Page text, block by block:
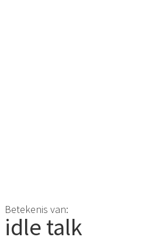
Betekenis van:
idle talk